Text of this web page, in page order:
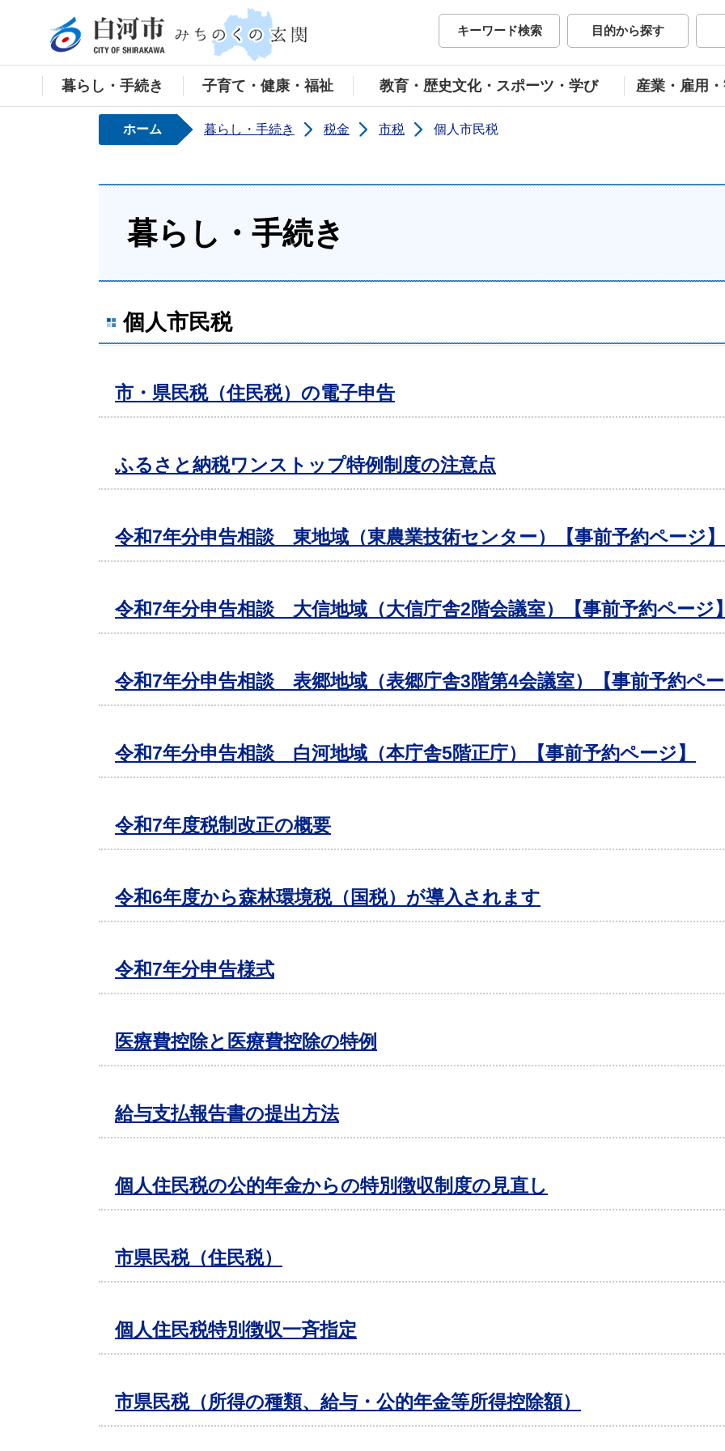
白河市公式ホームページ
キーワード検索
目的から探す
暮らし・手続き 子育て・健康・福祉 教育・歴史文化・スポーツ・学び 産業・雇用
ホーム 暮らし・手続き 税金 市税 個人市民税
暮らし・手続き
個人市民税
市・県民税（住民税）の電子申告
ふるさと納税ワンストップ特例制度の注意点
令和7年分申告相談 東地域（東農業技術センター）【事前予約ページ】
令和7年分申告相談 大信地域（大信庁舎2階会議室）【事前予約ページ】
令和7年分申告相談 表郷地域（表郷庁舎3階第4会議室）【事前予約ペー
令和7年分申告相談 白河地域（本庁舎5階正庁）【事前予約ページ】
令和7年度税制改正の概要
令和6年度から森林環境税（国税）が導入されます
令和7年分申告様式
医療費控除と医療費控除の特例
給与支払報告書の提出方法
個人住民税の公的年金からの特別徴収制度の見直し
市県民税（住民税）
個人住民税特別徴収一斉指定
市県民税（所得の種類、給与・公的年金等所得控除額）